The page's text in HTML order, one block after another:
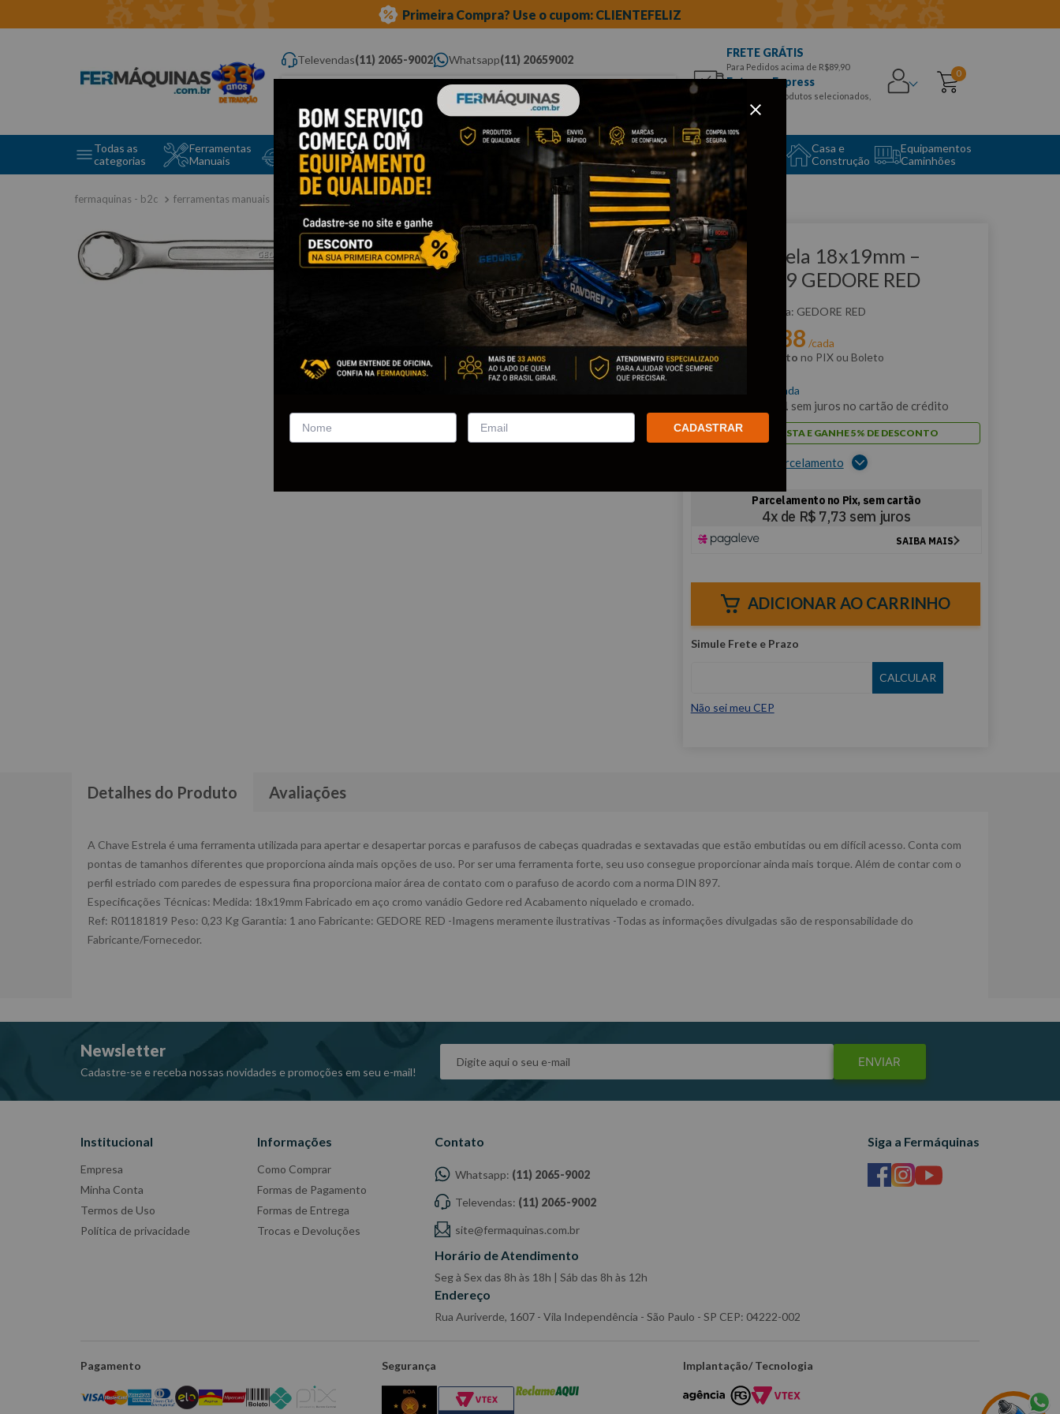
Primeira Compra? Use o cupom: CLIENTEFELIZ
Televendas(11) 2065-9002 Whatsapp(11) 20659002
Digite aqui o que você procura...
FRETE GRÁTIS
Para Pedidos acima de R$89,90
Entrega Express
para CEPS e produtos selecionados,
Aproveite!
0
Todas as
categorias
Ferramentas
Manuais
Ferramentas Elétricas
e Máquinas
Ferramentas
Ferramentas
Automotivas Especiais
Equipamento
Auto Center
Casa e
Construção
Equipamentos
Caminhões
ferramentas manuais chave estrela
Clique e veja!
Chave Estrela 18x19mm –
R01181819 GEDORE RED
:3365187 GEDORE RED
Por:R$ 38 /cada
com5% de desconto no PIX ou Boleto
/cada
31 sem juros no cartão de crédito
PAGUE À VISTA E GANHE 5% DE DESCONTO
Ver opções de parcelamento
ADICIONAR AO CARRINHO
Não sei meu CEP
Detalhes do Produto Avaliações
A Chave Estrela é uma ferramenta utilizada para apertar e desapertar porcas e parafusos de cabeças quadradas e sextavadas que estão embutidas ou em difícil acesso. Conta com
pontas de tamanhos diferentes que proporciona ainda mais opções de uso. Por ser uma ferramenta forte, seu uso consegue proporcionar ainda mais torque. Além de contar com o
perfil estriado com paredes de espessura fina proporciona maior área de contato com o parafuso de acordo com a norma DIN 897.
Especificações Técnicas: Medida: 18x19mm Fabricado em aço cromo vanádio Gedore red Acabamento niquelado e cromado.
Ref: R01181819 Peso: 0,23 Kg Garantia: 1 ano Fabricante: GEDORE RED -Imagens meramente ilustrativas -Todas as informações divulgadas são de responsabilidade do
Fabricante/Fornecedor.
Newsletter
Cadastre-se e receba nossas novidades e promoções em seu e-mail!
ENVIAR
Institucional
Empresa
Minha Conta
Termos de Uso
Política de privacidade
Informações
Como Comprar
Formas de Pagamento
Formas de Entrega
Trocas e Devoluções
Contato
Whatsapp: (11) 2065-9002
Televendas: (11) 2065-9002
site@fermaquinas.com.br
Horário de Atendimento
Seg à Sex das 8h às 18h | Sáb das 8h às 12h
Endereço
Rua Auriverde, 1607 - Vila Independência - São Paulo - SP CEP: 04222-002
Siga a Fermáquinas
Pagamento Segurança Implantação/ Tecnologia
CADASTRAR